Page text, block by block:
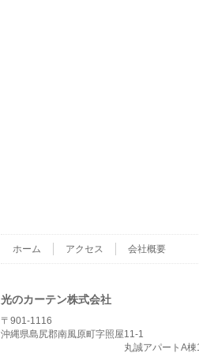
ホーム アクセス 会社概要
光のカーテン株式会社
〒901-1116
沖縄県島尻郡南風原町字照屋11-1
丸誠アパートA棟